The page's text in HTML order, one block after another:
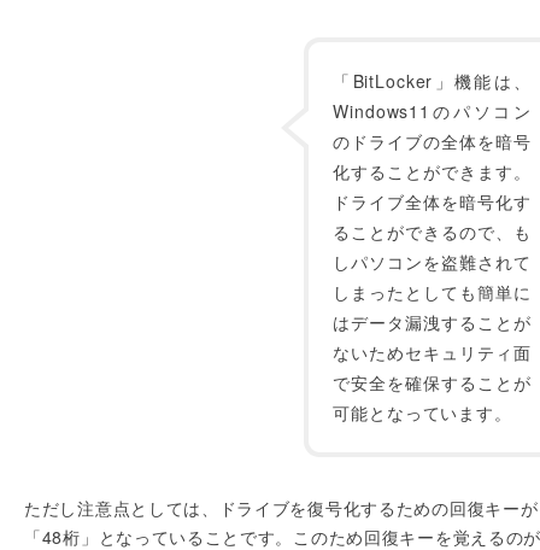
「BitLocker」機能は、
Windows11のパソコン
のドライブの全体を暗号
化することができます。
ドライブ全体を暗号化す
ることができるので、も
しパソコンを盗難されて
しまったとしても簡単に
はデータ漏洩することが
ないためセキュリティ面
で安全を確保することが
可能となっています。
ただし注意点としては、ドライブを復号化するための回復キーが
「48桁」となっていることです。このため回復キーを覚えるの